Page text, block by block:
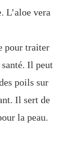
L’aloe vera
pour traiter
Il peut
poils sur
Il sert de
la peau.